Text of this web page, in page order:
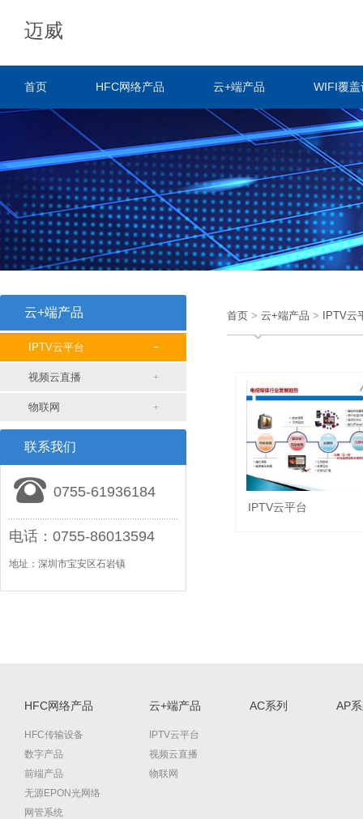
迈威
首页 HFC网络产品 云+端产品 WIFI覆盖
云+端产品
IPTV云平台
视频云直播
物联网
联系我们
0755-61936184
电话：0755-86013594
地址：深圳市宝安区石岩镇
首页 > 云+端产品 > IPTV云
IPTV云平台
HFC网络产品
HFC传输设备
数字产品
前端产品
无源EPON光网络
网管系统
云+端产品
IPTV云平台
视频云直播
物联网
AC系列 AP